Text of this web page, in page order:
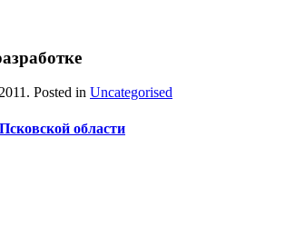
. Posted in Uncategorised
области